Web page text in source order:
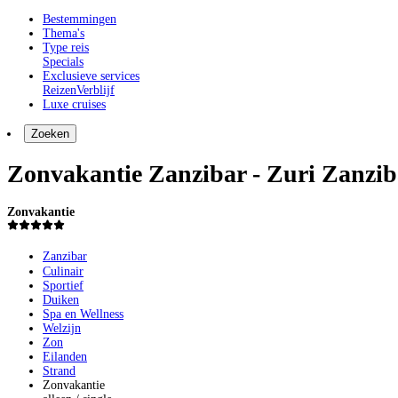
Bestemmingen
Thema's
Type reis
Specials
Exclusieve services
ReizenVerblijf
Luxe cruises
Zoeken
Zonvakantie Zanzibar - Zuri
Zonvakantie
Zanzibar
Culinair
Sportief
Duiken
Spa en Wellness
Welzijn
Zon
Eilanden
Strand
Zonvakantie